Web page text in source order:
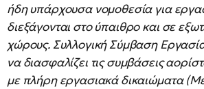
ήδη υπάρχουσα νομοθεσία για
διεξάγονται στο ύπαιθρο και σε
χώρους. Συλλογική Σύμβαση
να διασφαλίζει τις συμβάσεις
με πλήρη εργασιακά δικαιώματα